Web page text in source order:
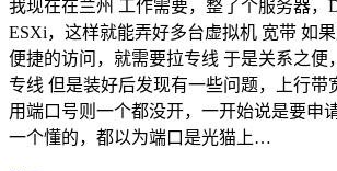
我现在在兰州 工作需要，整了个服务器，
ESXi，这样就能弄好多台虚拟机 宽带 如
便捷的访问，就需要拉专线 于是关系之便
专线 但是装好后发现有一些问题，上行带
用端口号则一个都没开，一开始说是要申
一个懂的，都以为端口是光猫上…